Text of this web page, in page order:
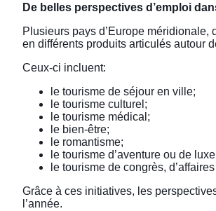
De belles perspectives d’emploi
Plusieurs pays d’Europe
en différents produits articulés autour
Ceux-ci incluent:
le tourisme de séjour en ville;
le tourisme culturel;
le tourisme médical;
le bien-être;
le romantisme;
le tourisme d’aventure ou de
le tourisme de congrès,
Grâce à ces initiatives, les
l’année.